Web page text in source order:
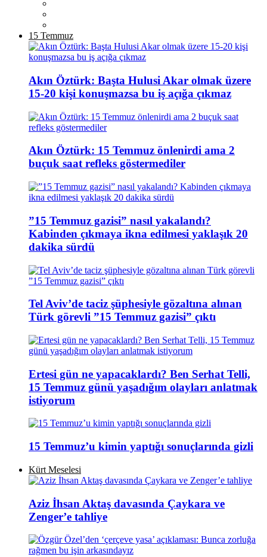
15 Temmuz
Akın Öztürk: Başta Hulusi Akar olmak üzere
15-20 kişi konuşmazsa bu iş açığa çıkmaz
Akın Öztürk: 15 Temmuz önlenirdi ama 2
buçuk saat refleks göstermediler
”15 Temmuz gazisi” nasıl yakalandı?
Kabinden çıkmaya ikna edilmesi yaklaşık 20
dakika sürdü
Tel Aviv’de taciz şüphesiyle gözaltına alınan
Türk görevli ”15 Temmuz gazisi” çıktı
Ertesi gün ne yapacaklardı? Ben Serhat Telli,
15 Temmuz günü yaşadığım olayları anlatmak
istiyorum
15 Temmuz’u kimin yaptığı sonuçlarında gizli
Kürt Meselesi
Aziz İhsan Aktaş davasında Çaykara ve
Zenger’e tahliye